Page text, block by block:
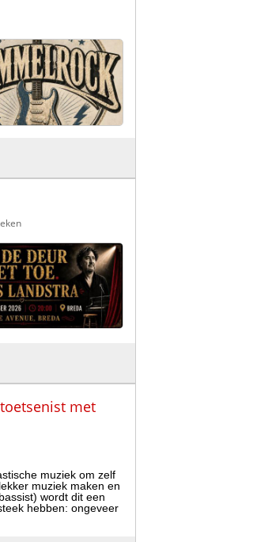
met
muziek om zelf
muziek maken en
wordt dit een
hebben: ongeveer